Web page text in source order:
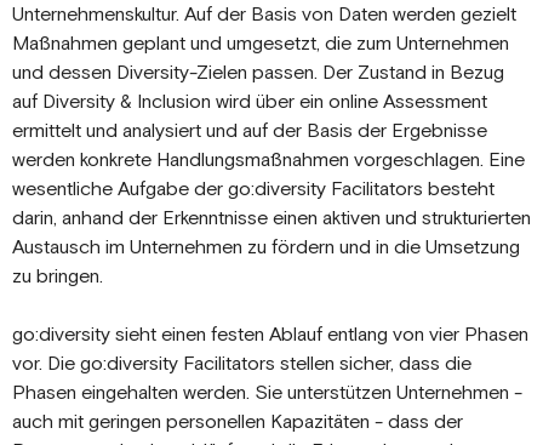
Unternehmenskultur. Auf der Basis von Daten werden gezielt
Maßnahmen geplant und umgesetzt, die zum Unternehmen
und dessen Diversity-Zielen passen. Der Zustand in Bezug
auf Diversity & Inclusion wird über ein online Assessment
ermittelt und analysiert und auf der Basis der Ergebnisse
werden konkrete Handlungsmaßnahmen vorgeschlagen. Eine
wesentliche Aufgabe der go:diversity Facilitators besteht
darin, anhand der Erkenntnisse einen aktiven und strukturierten
Austausch im Unternehmen zu fördern und in die Umsetzung
zu bringen.
go:diversity sieht einen festen Ablauf entlang von vier Phasen
vor. Die go:diversity Facilitators stellen sicher, dass die
Phasen eingehalten werden. Sie unterstützen Unternehmen -
auch mit geringen personellen Kapazitäten - dass der